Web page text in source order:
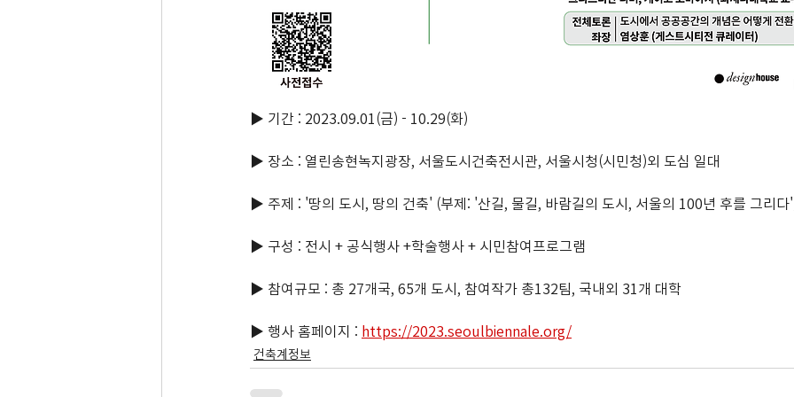
▶ 기간 : 2023.09.01(금) - 10.29(화)
▶ 장소 : 열린송현녹지광장, 서울도시건축전시관, 서울시청(시민청)외 도심 일대
▶ 주제 : '땅의 도시, 땅의 건축' (부제: '산길, 물길, 바람길의 도시, 서울의 100년 후를 그리다
▶ 구성 : 전시 + 공식행사 +학술행사 + 시민참여프로그램
▶ 참여규모 : 총 27개국, 65개 도시, 참여작가 총132팀, 국내외 31개 대학
▶ 행사 홈페이지 : https://2023.seoulbiennale.org/
건축계정보